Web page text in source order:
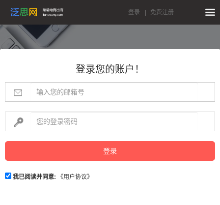
登录 免费注册
登录您的账户！
登录
我已阅读并同意: 《用户协议》